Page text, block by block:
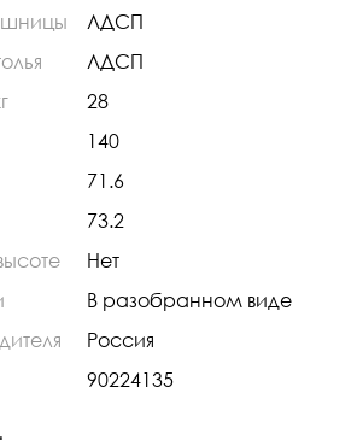
ЛДСП
ЛДСП
28
140
71.6
73.2
Нет
В разобранном виде
Россия
90224135